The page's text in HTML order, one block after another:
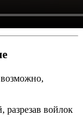
войлок